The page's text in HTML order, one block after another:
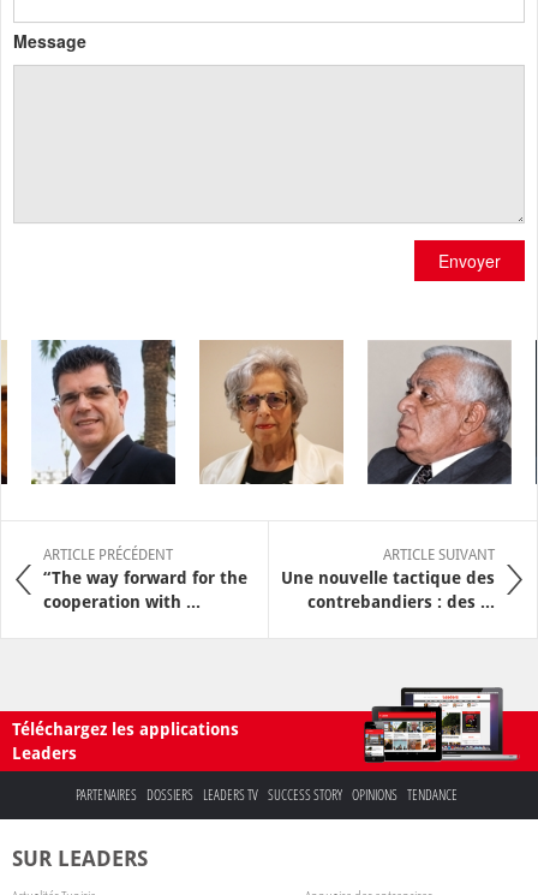
Message
Envoyer
ARTICLE PRÉCÉDENT
“The way forward for the
cooperation with ...
ARTICLE SUIVANT
Une nouvelle tactique des
contrebandiers : des ...
Téléchargez les applications
Leaders
PARTENAIRES DOSSIERS LEADERS TV SUCCESS STORY OPINIONS TENDANCE
SUR LEADERS